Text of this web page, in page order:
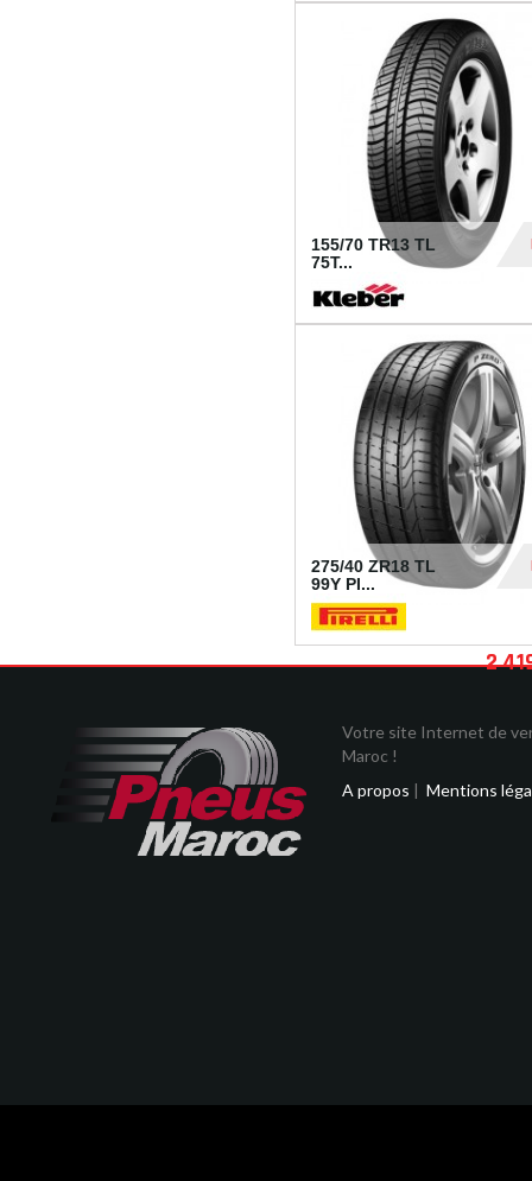
155/70 TR13 TL
75T...
275/40 ZR18 TL
99Y PI...
2
Votre site Internet de
Maroc !
A propos | Mentions